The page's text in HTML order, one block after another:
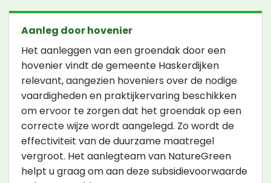
Aanleg door hovenier
Het aanleggen van een groendak door een
hovenier vindt de gemeente Haskerdijken
relevant, aangezien hoveniers over de nodige
vaardigheden en praktijkervaring beschikken
om ervoor te zorgen dat het groendak op een
correcte wijze wordt aangelegd. Zo wordt de
effectiviteit van de duurzame maatregel
vergroot. Het aanlegteam van NatureGreen
helpt u graag om aan deze subsidievoorwaarde